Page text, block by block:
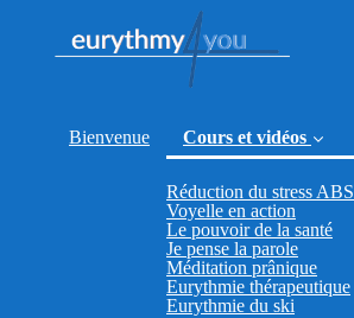
Bienvenue Cours et vidéos
Réduction du stress
Voyelle en action
Le pouvoir de la santé
Je pense la parole
Méditation prânique
Eurythmie thérapeutique
Eurythmie du ski